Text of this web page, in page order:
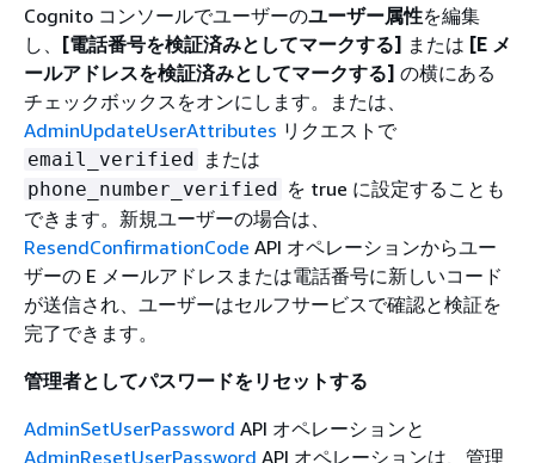
Cognito コンソールでユーザーのユーザー属性を編集
し、 [電話番号を検証済みとしてマークする] または [E メ
ールアドレスを検証済みとしてマークする] の横にある
チェックボックスをオンにします。または、
AdminUpdateUserAttributes リクエストで
email_verified または
phone_number_verified を true に設定することも
できます。新規ユーザーの場合は、
ResendConfirmationCode API オペレーションからユー
ザーの E メールアドレスまたは電話番号に新しいコード
が送信され、ユーザーはセルフサービスで確認と検証を
完了できます。
管理者としてパスワードをリセットする
AdminSetUserPassword API オペレーションと
AdminResetUserPassword API オペレーションは、管理